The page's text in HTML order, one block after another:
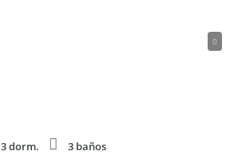
0
3 dorm.
3 baños